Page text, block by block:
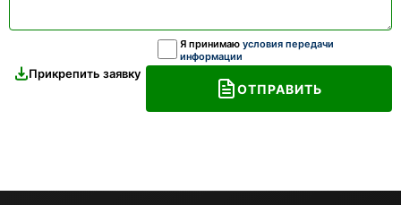
Прикрепить заявку
Я принимаю условия передачи
информации
ОТПРАВИТЬ